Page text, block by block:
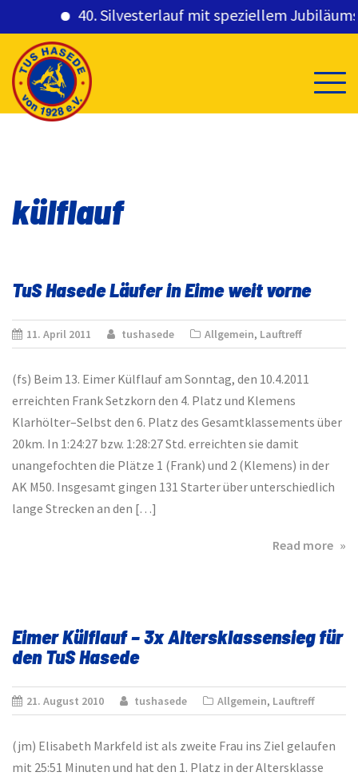
40. Silvesterlauf mit speziellem
content
külflauf
TuS Hasede Läufer in Eime weit vorne
11. April 2011 tushasede Allgemein, Lauftreff
(fs) Beim 13. Eimer Külflauf am Sonntag, den 10.4.2011
erreichten Frank Setzkorn den 4. Platz und Klemens
Klarhölter–Selbst den 6. Platz des Gesamtklassements über
20km. In 1:24:27 bzw. 1:28:27 Std. erreichten sie damit
unangefochten die Plätze 1 (Frank) und 2 (Klemens) in der
AK M50. Insgesamt gingen 131 Starter über unterschiedlich
lange Strecken an den […]
Read more
Eimer Külflauf – 3x Altersklassensieg für
den TuS Hasede
21. August 2010 tushasede Allgemein, Lauftreff
(jm) Elisabeth Markfeld ist als zweite Frau ins Ziel gelaufen
mit 25:51 Minuten und hat den 1. Platz in der Altersklasse